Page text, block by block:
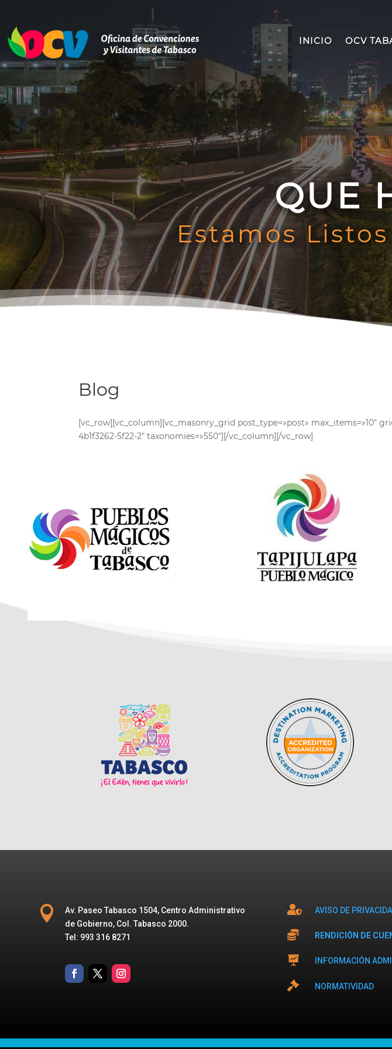
INICIO OCV
QUE
Estamos
Blog
[vc_row][vc_column][vc_masonry_grid post_type=»post» max_items=»10″
4b1f3262-5f22-2″ taxonomies=»550″][/vc_column][/vc_row]

Av. Paseo Tabasco 1504, Centro Administrativo
de Gobierno, Col. Tabasco 2000.
Tel: 993 316 8271
 AVISO DE
 RENDICIÓN DE
 INFORMACIÓN
 NORMATIVIDAD